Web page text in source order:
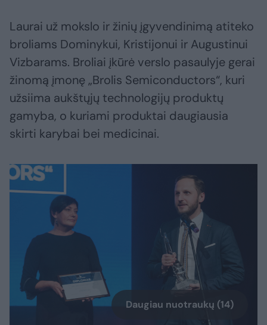
Laurai už mokslo ir žinių įgyvendinimą atiteko
broliams Dominykui, Kristijonui ir Augustinui
Vizbarams. Broliai įkūrė verslo pasaulyje gerai
žinomą įmonę „Brolis Semiconductors“, kuri
užsiima aukštųjų technologijų produktų
gamyba, o kuriami produktai daugiausia
skirti karybai bei medicinai.
Daugiau nuotraukų (14)